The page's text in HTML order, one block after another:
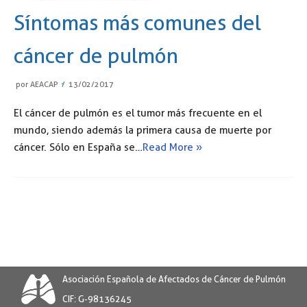
Síntomas más comunes del
cáncer de pulmón
por AEACAP 13/02/2017
El cáncer de pulmón es el tumor más frecuente en el
mundo, siendo además la primera causa de muerte por
cáncer. Sólo en España se…Read More »
Asociación Española de Afectados de Cáncer de Pulmón
CIF: G-98136245